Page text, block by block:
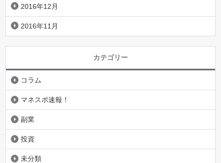
2016年12月
2016年11月
カテゴリー
コラム
マネスポ速報！
副業
投資
未分類